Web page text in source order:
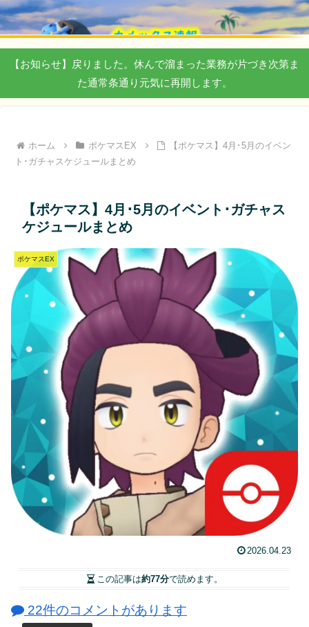
【お知らせ】戻りました。休んで溜まった業務が片づき次第ま
た通常条通り元気に再開します。
ホーム ポケマスEX
【ポケマス】4月･5月のイベン
ト･ガチャスケジュールまとめ
【ポケマス】4月･5月のイベント･ガチャス
ケジュールまとめ
ポケマスEX
2026.04.23
この記事は約77分で読めます。
22件のコメントがあります